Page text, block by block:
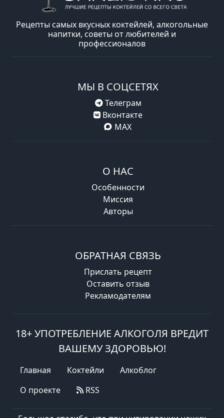
Рецепты самых вкусных коктейлей, алкогольные
напитки, советы от любителей и
профессионалов
МЫ В СОЦСЕТЯХ
Телеграм
Вконтакте
MAX
О НАС
Особенности
Миссия
Авторы
ОБРАТНАЯ СВЯЗЬ
Прислать рецепт
Оставить отзыв
Рекламодателям
18+ УПОТРЕБЛЕНИЕ АЛКОГОЛЯ ВРЕДИТ
ВАШЕМУ ЗДОРОВЬЮ!
Главная Коктейли
Алкоблог
О проекте
RSS